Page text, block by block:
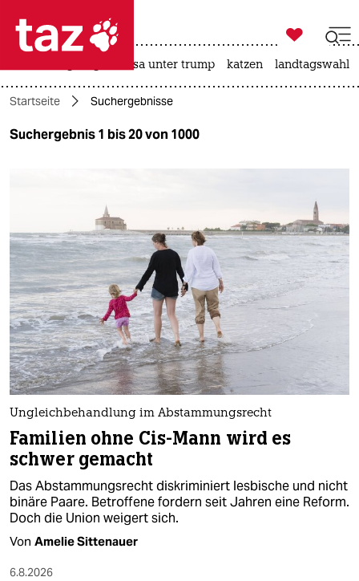
 taz zahl ich
taz zahl ich
themen
gesellschaft
kultur
sport
berlin
nord
wahrheit
verlag
verlag
veranstaltungen
shop

taz zahl ich
usa unter trump katzen landtagswahl
Startseite Suchergebnisse
Suchergebnis 1 bis 20 von 1000
Ungleichbehandlung im Abstammungsrecht
Familien ohne Cis-Mann wird es
schwer gemacht
Das Abstammungsrecht diskriminiert lesbische und nicht
binäre Paare. Betroffene fordern seit Jahren eine Reform.
Doch die Union weigert sich.
Von Amelie Sittenauer
6.8.2026